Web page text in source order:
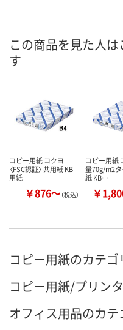
この商品を見た人
す
コピー用紙 コクヨ
〈FSC認証〉 共用紙 KB
用紙
￥876～（税込）
コピー用紙
量70g/m2タ
紙 KB…
￥
コピー用紙のカテゴ
コピー用紙/プリン
オフィス用品のカテ